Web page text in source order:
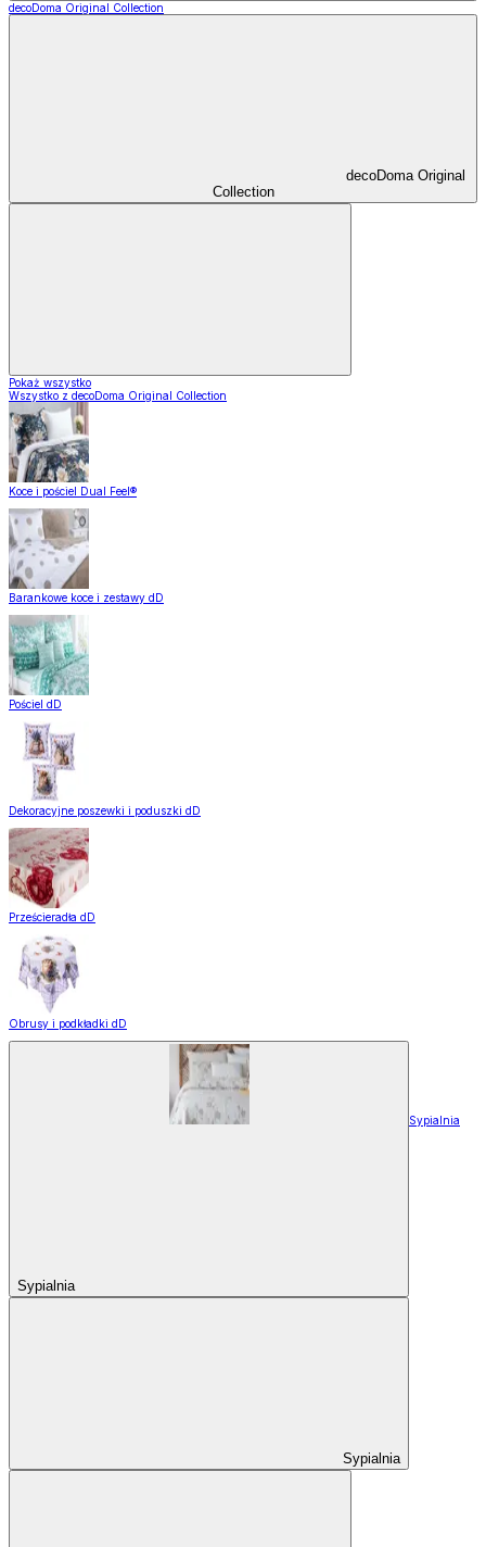
decoDoma Original Collection
decoDoma Original
Collection
Pokaż wszystko
Wszystko z decoDoma Original Collection
Koce i pościel Dual Feel®
Barankowe koce i zestawy dD
Pościel dD
Dekoracyjne poszewki i poduszki dD
Prześcieradła dD
Obrusy i podkładki dD
Sypialnia
Sypialnia
Sypialnia